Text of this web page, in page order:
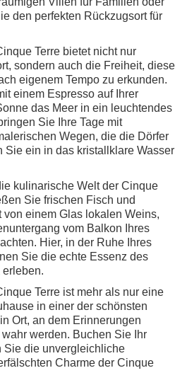
den perfekten Rückzugsort für
Terre bietet nicht nur
sondern auch die Freiheit, diese
eigenem Tempo zu erkunden.
einem Espresso auf Ihrer
das Meer in ein leuchtendes
Sie Ihre Tage mit
Wegen, die die Dörfer
Sie ein in das kristallklare Wasser
kulinarische Welt der Cinque
Sie frischen Fisch und
von einem Glas lokalen Weins,
vom Balkon Ihres
Hier, in der Ruhe Ihres
Sie die echte Essenz des
Terre ist mehr als nur eine
in einer der schönsten
Ort, an dem Erinnerungen
werden. Buchen Sie Ihr
Sie die unvergleichliche
Charme der Cinque